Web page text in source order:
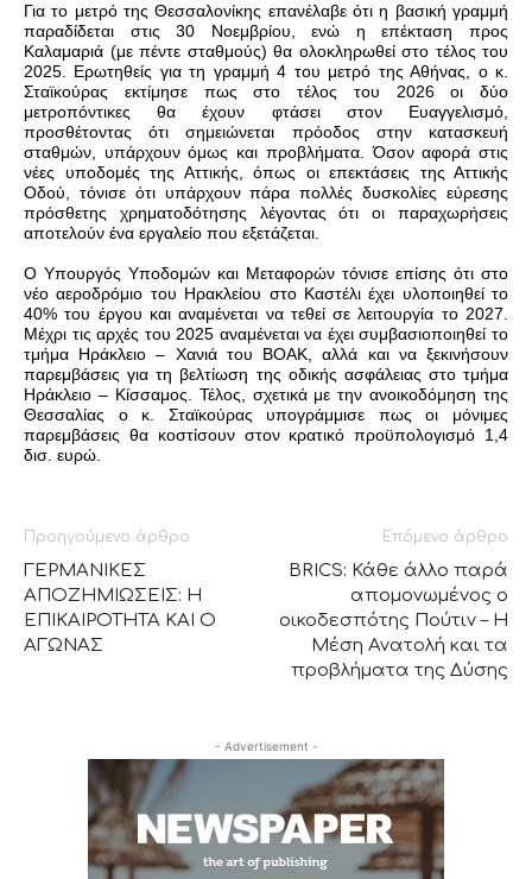
Για το μετρό της Θεσσαλονίκης επανέλαβε ότι η βασική γραμμή
παραδίδεται στις 30 Νοεμβρίου, ενώ η επέκταση προς
Καλαμαριά (με πέντε σταθμούς) θα ολοκληρωθεί στο τέλος του
2025. Ερωτηθείς για τη γραμμή 4 του μετρό της Αθήνας, ο κ.
Σταϊκούρας εκτίμησε πως στο τέλος του 2026 οι δύο
μετροπόντικες θα έχουν φτάσει στον Ευαγγελισμό,
προσθέτοντας ότι σημειώνεται πρόοδος στην κατασκευή
σταθμών, υπάρχουν όμως και προβλήματα. Όσον αφορά στις
νέες υποδομές της Αττικής, όπως οι επεκτάσεις της Αττικής
Οδού, τόνισε ότι υπάρχουν πάρα πολλές δυσκολίες εύρεσης
πρόσθετης χρηματοδότησης λέγοντας ότι οι παραχωρήσεις
αποτελούν ένα εργαλείο που εξετάζεται.
Ο Υπουργός Υποδομών και Μεταφορών τόνισε επίσης ότι στο
νέο αεροδρόμιο του Ηρακλείου στο Καστέλι έχει υλοποιηθεί το
40% του έργου και αναμένεται να τεθεί σε λειτουργία το 2027.
Μέχρι τις αρχές του 2025 αναμένεται να έχει συμβασιοποιηθεί το
τμήμα Ηράκλειο – Χανιά του ΒΟΑΚ, αλλά και να ξεκινήσουν
παρεμβάσεις για τη βελτίωση της οδικής ασφάλειας στο τμήμα
Ηράκλειο – Κίσσαμος. Τέλος, σχετικά με την ανοικοδόμηση της
Θεσσαλίας ο κ. Σταϊκούρας υπογράμμισε πως οι μόνιμες
παρεμβάσεις θα κοστίσουν στον κρατικό προϋπολογισμό 1,4
δισ. ευρώ.
Προηγούμενο άρθρο
ΓΕΡΜΑΝΙΚΕΣ
ΑΠΟΖΗΜΙΩΣΕΙΣ: Η
ΕΠΙΚΑΙΡΟΤΗΤΑ ΚΑΙ Ο
ΑΓΩΝΑΣ
Επόμενο άρθρο
BRICS: Κάθε άλλο παρά
απομονωμένος ο
οικοδεσπότης Πούτιν – Η
Μέση Ανατολή και τα
προβλήματα της Δύσης
- Advertisement -